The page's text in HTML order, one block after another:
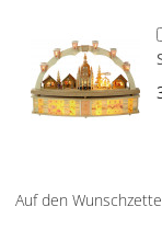
Auf den